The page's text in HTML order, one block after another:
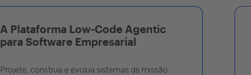
A Plataforma Low-Code Agentic
para Software Empresarial
Projete, construa e evolua sistemas de missão